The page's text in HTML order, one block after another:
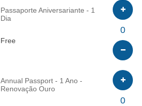
Passaporte Aniversariante - 1
Dia
Free
0
Annual Passport - 1 Ano -
Renovação Ouro
0